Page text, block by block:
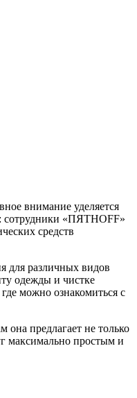
внимание уделяется
сотрудники «ПЯТНOFF»
средств
для различных видов
одежды и чистке
можно ознакомиться с
предлагает не только
максимально простым и